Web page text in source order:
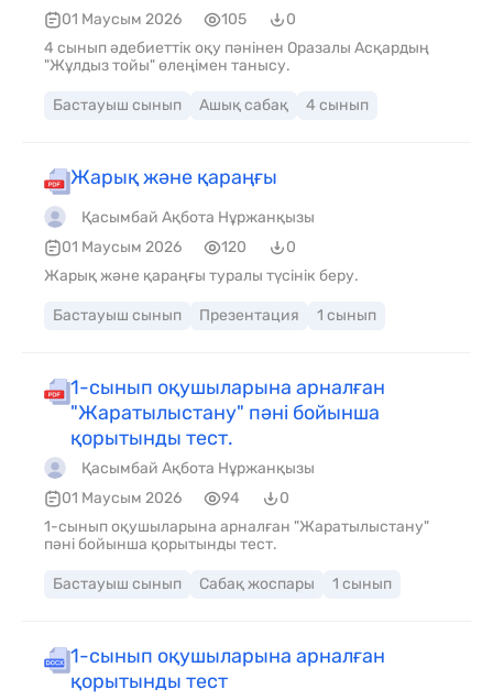
01 Маусым 2026
105
0
4 сынып әдебиеттік оқу пәнінен Оразалы Асқардың
"Жұлдыз тойы" өлеңімен танысу.
Бастауыш сынып Ашық сабақ 4 сынып
Жарық және қараңғы
Қасымбай Ақбота Нұржанқызы
01 Маусым 2026
120
0
Жарық және қараңғы туралы түсінік беру.
Бастауыш сынып Презентация 1 сынып
1-сынып оқушыларына арналған
"Жаратылыстану" пәні бойынша
қорытынды тест.
Қасымбай Ақбота Нұржанқызы
01 Маусым 2026
94
0
1-сынып оқушыларына арналған "Жаратылыстану"
пәні бойынша қорытынды тест.
Бастауыш сынып Сабақ жоспары 1 сынып
1-сынып оқушыларына арналған
қорытынды тест